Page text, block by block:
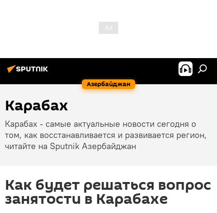
Азербайджан
Карабах
Карабах - самые актуальные новости сегодня о
том, как восстанавливается и развивается регион,
читайте на Sputnik Азербайджан
Как будет решаться вопрос
занятости в Карабахе